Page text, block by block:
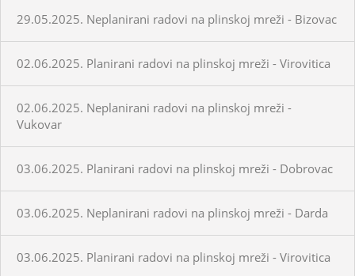
29.05.2025. Neplanirani radovi na plinskoj mreži - Bizovac
02.06.2025. Planirani radovi na plinskoj mreži - Virovitica
02.06.2025. Neplanirani radovi na plinskoj mreži -
Vukovar
03.06.2025. Planirani radovi na plinskoj mreži - Dobrovac
03.06.2025. Neplanirani radovi na plinskoj mreži - Darda
03.06.2025. Planirani radovi na plinskoj mreži - Virovitica